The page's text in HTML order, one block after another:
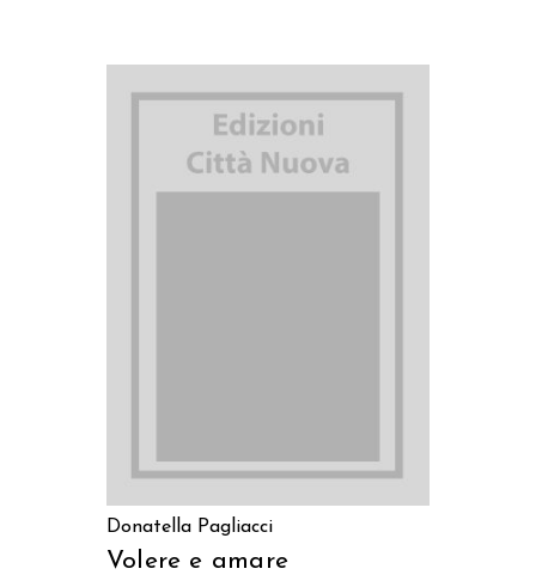
Donatella Pagliacci
Volere e amare